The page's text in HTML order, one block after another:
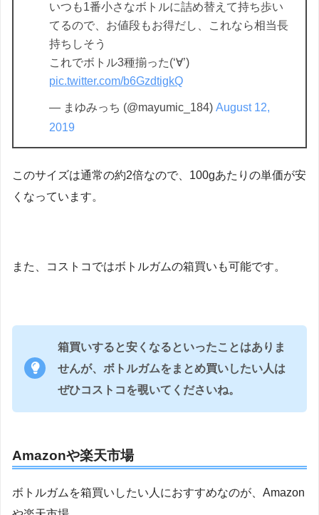
いつも1番小さなボトルに詰め替えて持ち歩い
てるので、お値段もお得だし、これなら相当長
持ちしそう
これでボトル3種揃った(‘∀’)
pic.twitter.com/b6GzdtigkQ
— まゆみっち (@mayumic_184) August 12,
2019
このサイズは通常の約2倍なので、100gあたりの単価が安
くなっています。
また、コストコではボトルガムの箱買いも可能です。
箱買いすると安くなるといったことはありま
せんが、ボトルガムをまとめ買いしたい人は
ぜひコストコを覗いてくださいね。
Amazonや楽天市場
ボトルガムを箱買いしたい人におすすめなのが、Amazon